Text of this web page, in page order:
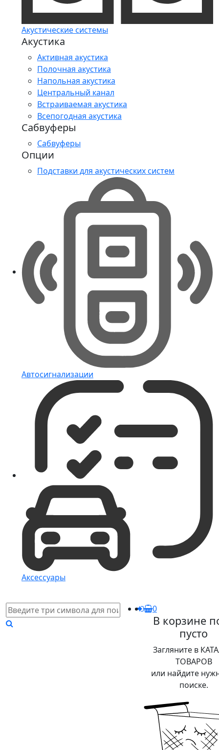
Акустические системы
Акустика
Активная акустика
Полочная акустика
Напольная акустика
Центральный канал
Встраиваемая акустика
Всепогодная акустика
Сабвуферы
Сабвуферы
Опции
Подставки для акустических систем
Автосигнализации
Аксессуары
0
В корзине
пусто
Загляните в
ТОВАРОВ
или найдите
поиске.